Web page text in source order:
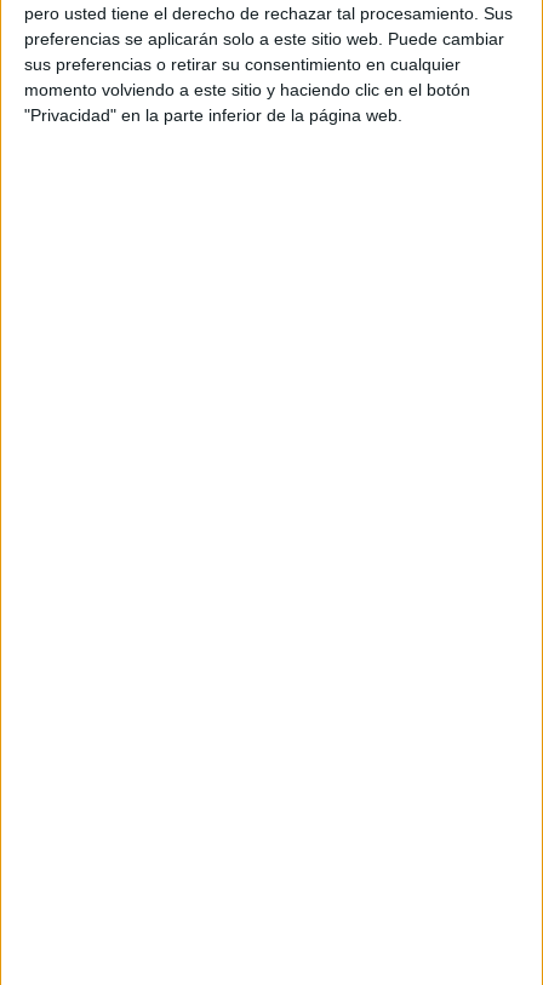
pero usted tiene el derecho de rechazar tal procesamiento. Sus
preferencias se aplicarán solo a este sitio web. Puede cambiar
sus preferencias o retirar su consentimiento en cualquier
momento volviendo a este sitio y haciendo clic en el botón
"Privacidad" en la parte inferior de la página web.
han atès la víctima abans de traslladar-la a
Hospital Josep Trueta de Girona. Segons les
primeres informacions, el ferit es troba en estat
lleu.